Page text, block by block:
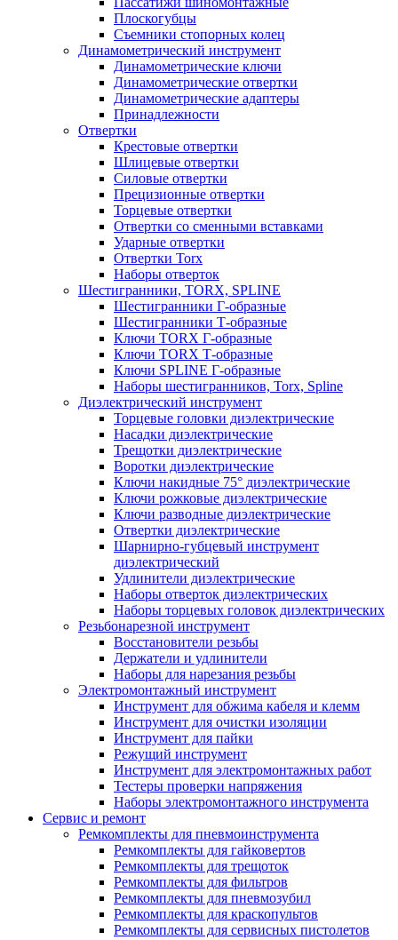
Плоскогубцы
Съемники стопорных колец
Динамометрический инструмент
Динамометрические ключи
Динамометрические отвертки
Динамометрические адаптеры
Принадлежности
Отвертки
Крестовые отвертки
Шлицевые отвертки
Силовые отвертки
Прецизионные отвертки
Торцевые отвертки
Отвертки со сменными вставками
Ударные отвертки
Отвертки Torx
Наборы отверток
Шестигранники, TORX, SPLINE
Шестигранники Г-образные
Шестигранники Т-образные
Ключи TORX Г-образные
Ключи TORX Т-образные
Ключи SPLINE Г-образные
Наборы шестигранников, Torx, Spline
Диэлектрический инструмент
Торцевые головки диэлектрические
Насадки диэлектрические
Трещотки диэлектрические
Воротки диэлектрические
Ключи накидные 75° диэлектрические
Ключи рожковые диэлектрические
Ключи разводные диэлектрические
Отвертки диэлектрические
Шарнирно-губцевый инструмент
диэлектрический
Удлинители диэлектрические
Наборы отверток диэлектрических
Наборы торцевых головок диэлектрических
Резьбонарезной инструмент
Восстановители резьбы
Держатели и удлинители
Наборы для нарезания резьбы
Электромонтажный инструмент
Инструмент для обжима кабеля и клемм
Инструмент для очистки изоляции
Инструмент для пайки
Режущий инструмент
Инструмент для электромонтажных работ
Тестеры проверки напряжения
Наборы электромонтажного инструмента
Сервис и ремонт
Ремкомплекты для пневмоинструмента
Ремкомплекты для гайковертов
Ремкомплекты для трещоток
Ремкомплекты для фильтров
Ремкомплекты для пневмозубил
Ремкомплекты для краскопультов
Ремкомплекты для сервисных пистолетов